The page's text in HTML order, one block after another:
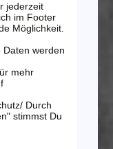
jederzeit
im Footer
Möglichkeit.
Daten werden
mehr
Durch
stimmst Du